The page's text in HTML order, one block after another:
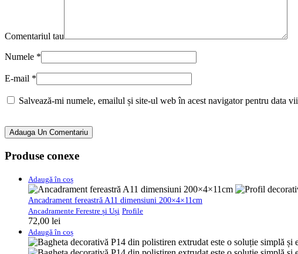
Comentariul tau
Numele *
E-mail *
Salvează-mi numele, emailul și site-ul web în acest navigator pentru data
Adauga Un Comentariu
Produse conexe
Adaugă în coș
Ancadrament fereastră A11 dimensiuni 200×4×11cm
Ancadramente Ferestre și Uși Profile
72,00 lei
Adaugă în coș